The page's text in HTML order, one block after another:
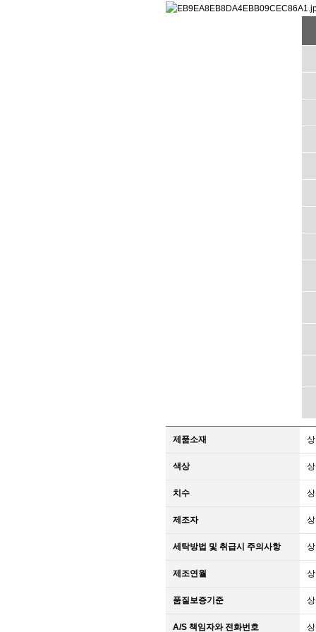
제품소재
색상
치수
제조자
세탁방법 및 취급시 주의사항
제조연월
품질보증기준
A/S 책임자와 전화번호